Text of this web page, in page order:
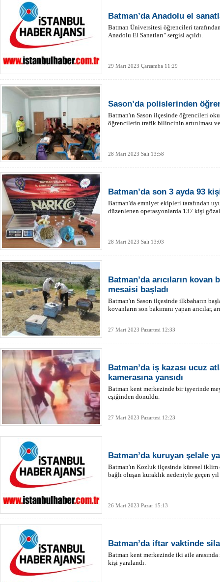
Batman’da Anadolu el
Batman Üniversitesi öğrencileri
Anadolu El Sanatları" sergisi açıldı.
29 Mart 2023 Çarşamba 11:29
Sason’da polislerinden
Batman'ın Sason ilçesinde öğrencileri
öğrencilerin trafik bilincinin artırılması
28 Mart 2023 Salı 13:58
Batman’da son 3 ayda 93
Batman'da emniyet ekipleri tarafından
düzenlenen operasyonlarda 137 kişi
28 Mart 2023 Salı 13:03
Batman’da arıcıların kovan
mesaisi başladı
Batman'ın Sason ilçesinde ilkbaharın
kovanların son bakımını yapan arıcılar,
27 Mart 2023 Pazartesi 12:33
Batman’da iş kazası ucuz
kamerasına yansıdı
Batman kent merkezinde bir işyerinde
eşiğinden dönüldü.
27 Mart 2023 Pazartesi 12:23
Batman’da kuruyan şelale
Batman'ın Kozluk ilçesinde küresel iklim
bağlı oluşan kuraklık nedeniyle geçen
26 Mart 2023 Pazar 15:13
Batman’da iftar vaktinde
Batman kent merkezinde iki aile
kişi yaralandı.